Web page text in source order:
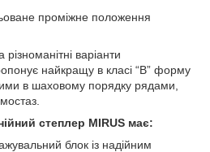
проміжне положення
різноманітні варіанти
найкращу в класі “B” форму
в шаховому порядку рядами,
степлер MIRUS має:
блок із надійним